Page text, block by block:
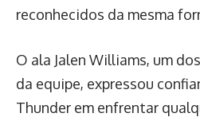
reconhecidos da mesma
O ala Jalen Williams, um
da equipe, expressou
Thunder em enfrentar